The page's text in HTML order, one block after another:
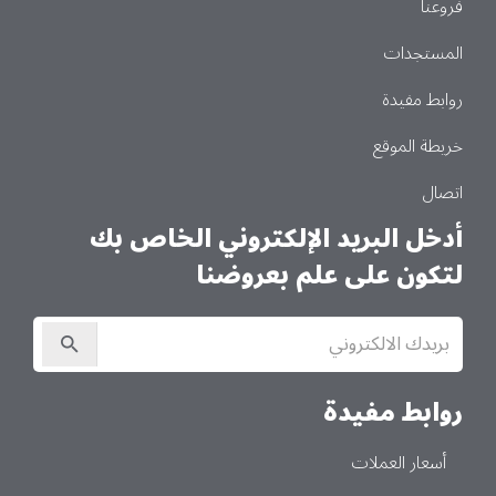
المستجدات
روابط مفيدة
خريطة الموقع
اتصال
أدخل البريد الإلكتروني الخاص بك
لتكون على علم بعروضنا
الاشتراك
في
النشرة
روابط مفيدة
أسعار العملات